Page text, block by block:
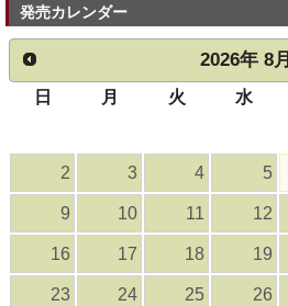
発売カレンダー
2026年 8月
日 月 火 水
2 3 4 5
9 10 11 12
16 17 18 19
23 24 25 26